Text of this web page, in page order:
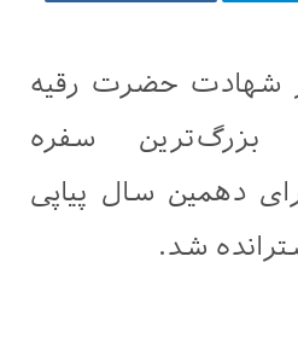
شهادت حضرت رقیه
بزرگ‌ترین سفره
دهمین سال پیاپی
شد.